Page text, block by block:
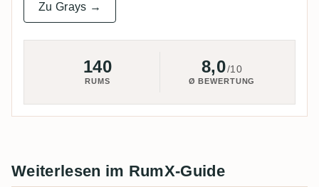
Zu Grays →
140
RUMS
8,0/10
Ø BEWERTUNG
Weiterlesen im RumX-Guide